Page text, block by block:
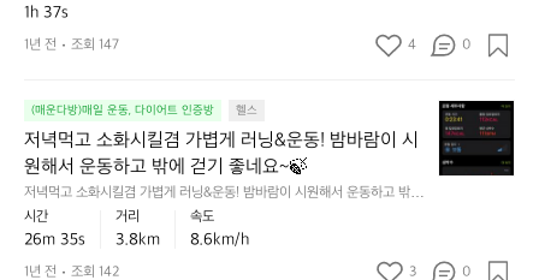
😅
열
히
해
서
2
지
는
성
중
혼
자
하
운
니
운
이
덜
됐
군
빠
주
만
에
왔
이
1h 37s
1년 전 조회 147 4 0
(매운다방)매일 운동, 다이어트 인증방 헬스
저녁먹고 소화시킬겸 가볍게 러닝&운동! 밤바람이 시
원해서 운동하고 밖에 걷기 좋네요~🍃
저녁먹고 소화시킬겸 가볍게 러닝&운동! 밤바람이 시원해서 운동하고 밖에
걷기 좋네요~🍃
저
녁
먹
고
킬
시간
26m 35s
거리
3.8km
속도
8.6km/h
1년 전 조회 142 3 0